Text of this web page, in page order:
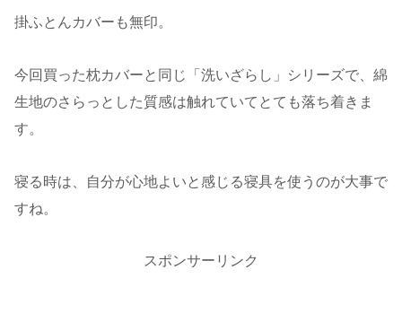
掛ふとんカバーも無印。
今回買った枕カバーと同じ「洗いざらし」シリーズで、綿
生地のさらっとした質感は触れていてとても落ち着きま
す。
寝る時は、自分が心地よいと感じる寝具を使うのが大事で
すね。
スポンサーリンク